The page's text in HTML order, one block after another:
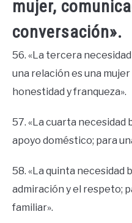
mujer,
conversación».
56. «La tercera
una relación es una
honestidad y franqueza».
57. «La cuarta necesidad
apoyo doméstico; para
58. «La quinta necesidad
admiración y el respeto;
familiar».